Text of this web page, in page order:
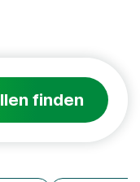
finden